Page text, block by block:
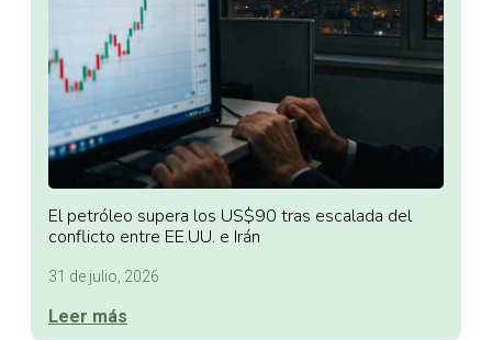
El petróleo supera los US$90 tras escalada del
conflicto entre EE.UU. e Irán
31 de julio, 2026
Leer más